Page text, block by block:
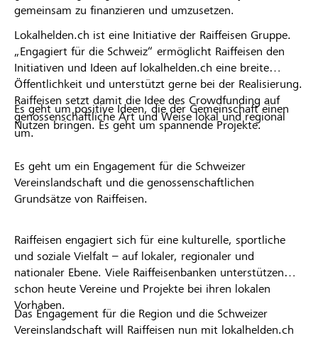
gemeinsam zu finanzieren und umzusetzen.
Lokalhelden.ch ist eine Initiative der Raiffeisen Gruppe.
„Engagiert für die Schweiz“ ermöglicht Raiffeisen den
Initiativen und Ideen auf lokalhelden.ch eine breite
Öffentlichkeit und unterstützt gerne bei der Realisierung.
Raiffeisen setzt damit die Idee des Crowdfunding auf
genossenschaftliche Art und Weise lokal und regional
um.
Es geht um positive Ideen, die der Gemeinschaft einen
Nutzen bringen. Es geht um spannende Projekte.
Es geht um ein Engagement für die Schweizer
Vereinslandschaft und die genossenschaftlichen
Grundsätze von Raiffeisen.
Raiffeisen engagiert sich für eine kulturelle, sportliche
und soziale Vielfalt – auf lokaler, regionaler und
nationaler Ebene. Viele Raiffeisenbanken unterstützen
schon heute Vereine und Projekte bei ihren lokalen
Vorhaben.
Das Engagement für die Region und die Schweizer
Vereinslandschaft will Raiffeisen nun mit lokalhelden.ch